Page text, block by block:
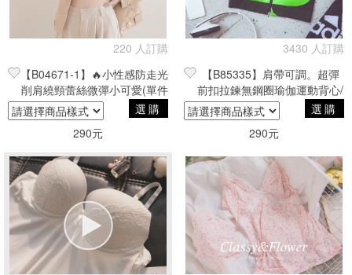
220 人訂購
【B04671-1】🔥小性感防走光
削肩繞頸蕾絲微彈小可愛(單件
入) 白/黑
選購
290元
3430 人訂購
【B85335】肩帶可調。超彈
前扣拉鍊無鋼圈瑜伽運動背心/
睡眠內衣/跑步防震選購
290元